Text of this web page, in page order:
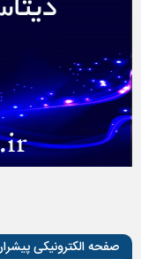
صفحه الکترونیکی